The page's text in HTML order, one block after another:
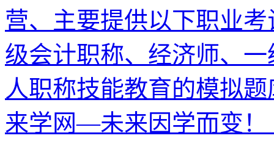
营、主要提供以下职业
级会计职称、经济师、
人职称技能教育的模拟
来学网—未来因学而变！